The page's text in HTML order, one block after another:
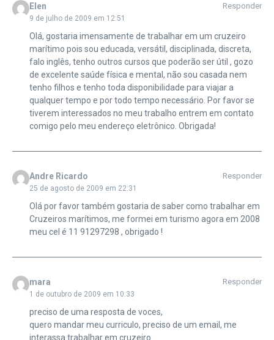
Elen
9 de julho de 2009 em 12:51
Responder
Olá, gostaria imensamente de trabalhar em um cruzeiro
marítimo pois sou educada, versátil, disciplinada, discreta,
falo inglês, tenho outros cursos que poderão ser útil , gozo
de excelente saúde física e mental, não sou casada nem
tenho filhos e tenho toda disponibilidade para viajar a
qualquer tempo e por todo tempo necessário. Por favor se
tiverem interessados no meu trabalho entrem em contato
comigo pelo meu endereço eletrônico. Obrigada!
Andre Ricardo
25 de agosto de 2009 em 22:31
Responder
Olá por favor também gostaria de saber como trabalhar em
Cruzeiros marítimos, me formei em turismo agora em 2008
meu cel é 11 91297298 , obrigado !
mara
1 de outubro de 2009 em 10:33
Responder
preciso de uma resposta de voces,
quero mandar meu curriculo, preciso de um email, me
interassa trabalhar em cruzeiro.